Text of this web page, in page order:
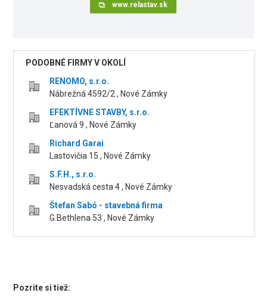
www.relastav.sk
PODOBNÉ FIRMY V OKOLÍ
RENOMO, s.r.o.
Nábrežná 4592/2 , Nové Zámky
EFEKTÍVNE STAVBY, s.r.o.
Ľanová 9 , Nové Zámky
Richard Garai
Lastovičia 15 , Nové Zámky
S.F.H., s.r.o.
Nesvadská cesta 4 , Nové Zámky
Štefan Sabó - stavebná firma
G.Bethlena 53 , Nové Zámky
Pozrite si tiež: